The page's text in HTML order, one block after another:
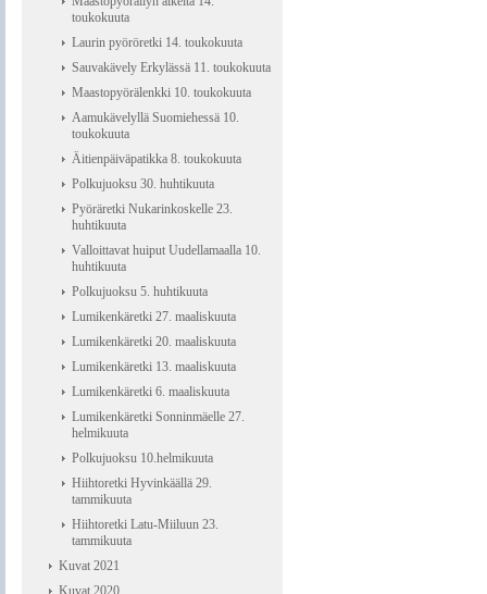
toukokuuta
Laurin pyöröretki 14. toukokuuta
Sauvakävely Erkylässä 11. toukokuuta
Maastopyörälenkki 10. toukokuuta
Aamukävelyllä Suomiehessä 10.
toukokuuta
Äitienpäiväpatikka 8. toukokuuta
Polkujuoksu 30. huhtikuuta
Pyöräretki Nukarinkoskelle 23.
huhtikuuta
Valloittavat huiput Uudellamaalla 10.
huhtikuuta
Polkujuoksu 5. huhtikuuta
Lumikenkäretki 27. maaliskuuta
Lumikenkäretki 20. maaliskuuta
Lumikenkäretki 13. maaliskuuta
Lumikenkäretki 6. maaliskuuta
Lumikenkäretki Sonninmäelle 27.
helmikuuta
Polkujuoksu 10.helmikuuta
Hiihtoretki Hyvinkäällä 29.
tammikuuta
Hiihtoretki Latu-Miiluun 23.
tammikuuta
Kuvat 2021
Kuvat 2020